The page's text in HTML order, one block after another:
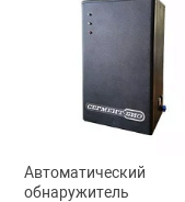
Автоматический
обнаружитель